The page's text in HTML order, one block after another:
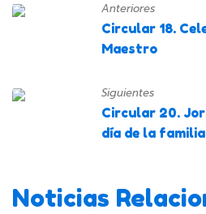
Anteriores
Circular 18.
Maestro
Siguientes
Circular 20.
día de la
Noticias